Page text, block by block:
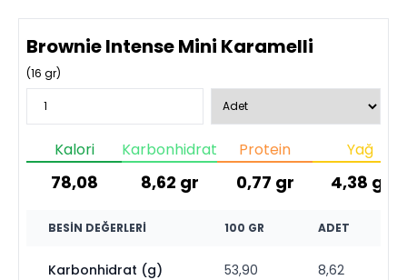
Brownie Intense Mini Karamelli
(16 gr)
Kalori
78,08
Karbonhidrat
8,62 gr
Protein
0,77 gr
Yağ
4,38 gr
BESIN DEĞERLERI 100 GR ADET
Karbonhidrat (g) 53,90 8,62